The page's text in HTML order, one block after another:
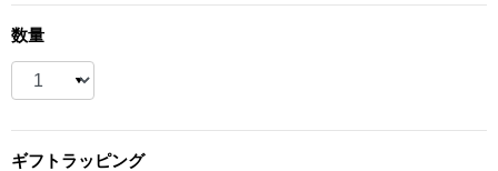
BOGARD 最新号はこちら
ランド
数量
ギフト ラッピング